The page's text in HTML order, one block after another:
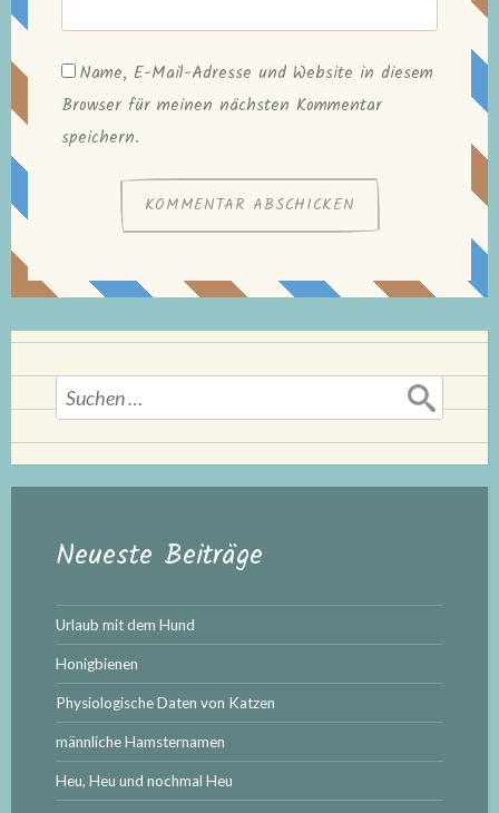
Name, E-Mail-Adresse und Website in diesem
Browser für meinen nächsten Kommentar
speichern.
Suchen
nach:
Neueste Beiträge
Urlaub mit dem Hund
Honigbienen
Physiologische Daten von Katzen
männliche Hamsternamen
Heu, Heu und nochmal Heu